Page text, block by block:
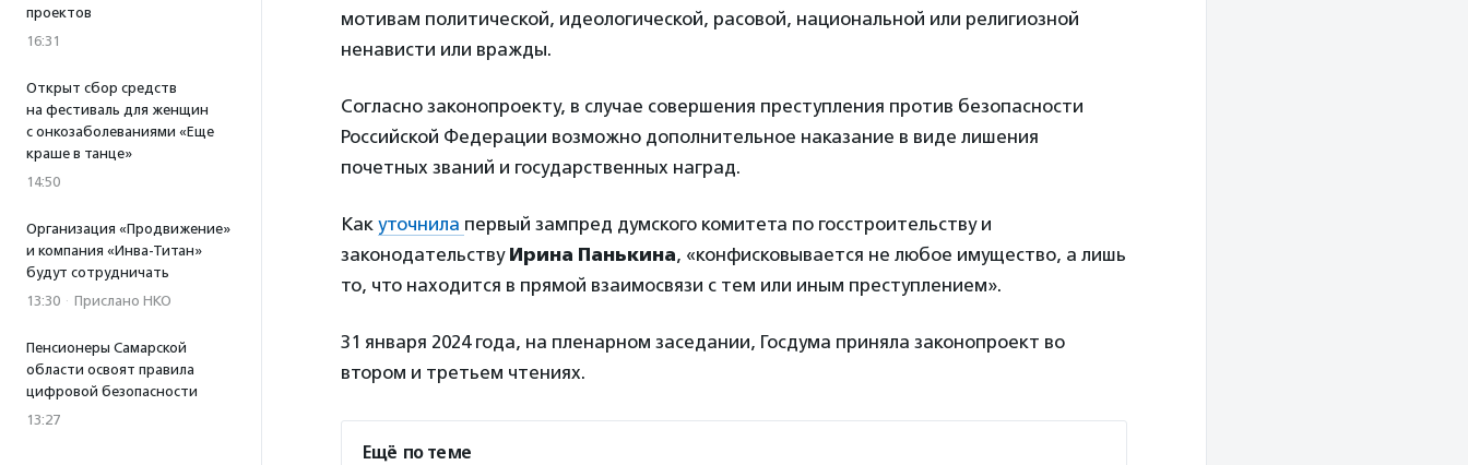
проектов
16:31
Открыт сбор средств
на фестиваль для женщин
с онкозаболеваниями «Еще
краше в танце»
14:50
Организация «Продвижение»
и компания «Инва-Титан»
будут сотрудничать
13:30 · Прислано НКО
Пенсионеры Самарской
области освоят правила
цифровой безопасности
13:27
мотивам политической, идеологической, расовой, национальной или религиозной
ненависти или вражды.
Согласно законопроекту, в случае совершения преступления против безопасности
Российской Федерации возможно дополнительное наказание в виде лишения
почетных званий и государственных наград.
Как уточнила первый зампред думского комитета по госстроительству и
законодательству Ирина Панькина, «конфисковывается не любое имущество, а лишь
то, что находится в прямой взаимосвязи с тем или иным преступлением».
31 января 2024 года, на пленарном заседании, Госдума приняла законопроект во
втором и третьем чтениях.
Ещё по теме